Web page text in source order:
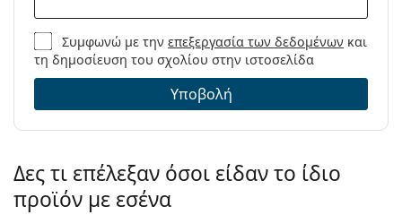
Συμφωνώ με τηνεπεξεργασία των δεδομένων και
τη δημοσίευση του σχολίου στην ιστοσελίδα
Υποβολή
Δες τι επέλεξαν όσοι είδαν το ίδιο
προϊόν με εσένα